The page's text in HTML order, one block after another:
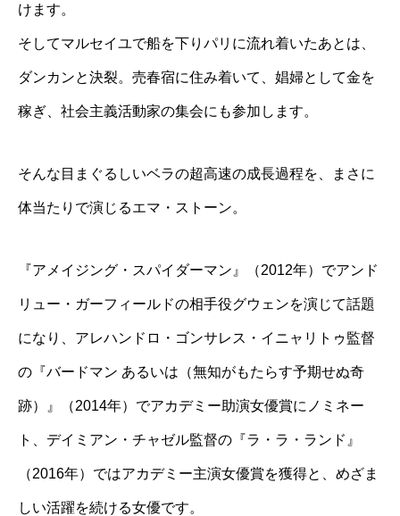
けます。
そしてマルセイユで船を下りパリに流れ着いたあとは、
ダンカンと決裂。売春宿に住み着いて、娼婦として金を
稼ぎ、社会主義活動家の集会にも参加します。
そんな目まぐるしいベラの超高速の成長過程を、まさに
体当たりで演じるエマ・ストーン。
『アメイジング・スパイダーマン』（2012年）でアンド
リュー・ガーフィールドの相手役グウェンを演じて話題
になり、 アレハンドロ・ゴンサレス・イニャリトゥ 監督
の『バードマン あるいは（無知がもたらす予期せぬ奇
跡）』（2014年）でアカデミー助演女優賞にノミネー
ト、デイミアン・チャゼル監督の『ラ・ラ・ランド』
（2016年）ではアカデミー主演女優賞を獲得と、めざま
しい活躍を続ける女優です。